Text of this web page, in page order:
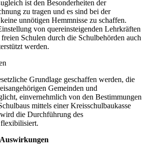
ist den Besonderheiten der
zu tragen und es sind bei der
unnötigen Hemmnisse zu schaffen.
von quereinsteigenden Lehrkräften
Schulen durch die Schulbehörden auch
werden.
Grundlage geschaffen werden, die
Gemeinden und
einvernehmlich von den Bestimmungen
mittels einer Kreisschulbaukasse
die Durchführung des
flexibilisiert.